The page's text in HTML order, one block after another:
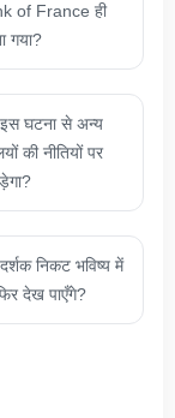
of France ही
गया?
इस घटना से अन्य
की नीतियों पर
निकट भविष्य में
देख पाएँगे?